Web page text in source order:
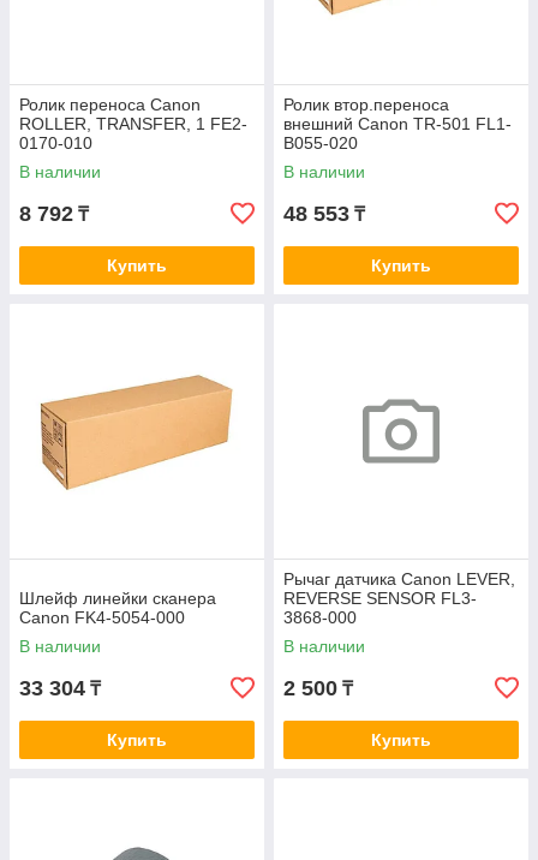
Ролик переноса Canon
ROLLER, TRANSFER, 1 FE2-
0170-010
В наличии
8 792 ₸
Купить
Ролик втор.переноса
внешний Canon TR-501 FL1-
B055-020
В наличии
48 553 ₸
Купить
Шлейф линейки сканера
Canon FK4-5054-000
В наличии
33 304 ₸
Купить
Рычаг датчика Canon LEVER,
REVERSE SENSOR FL3-
3868-000
В наличии
2 500 ₸
Купить